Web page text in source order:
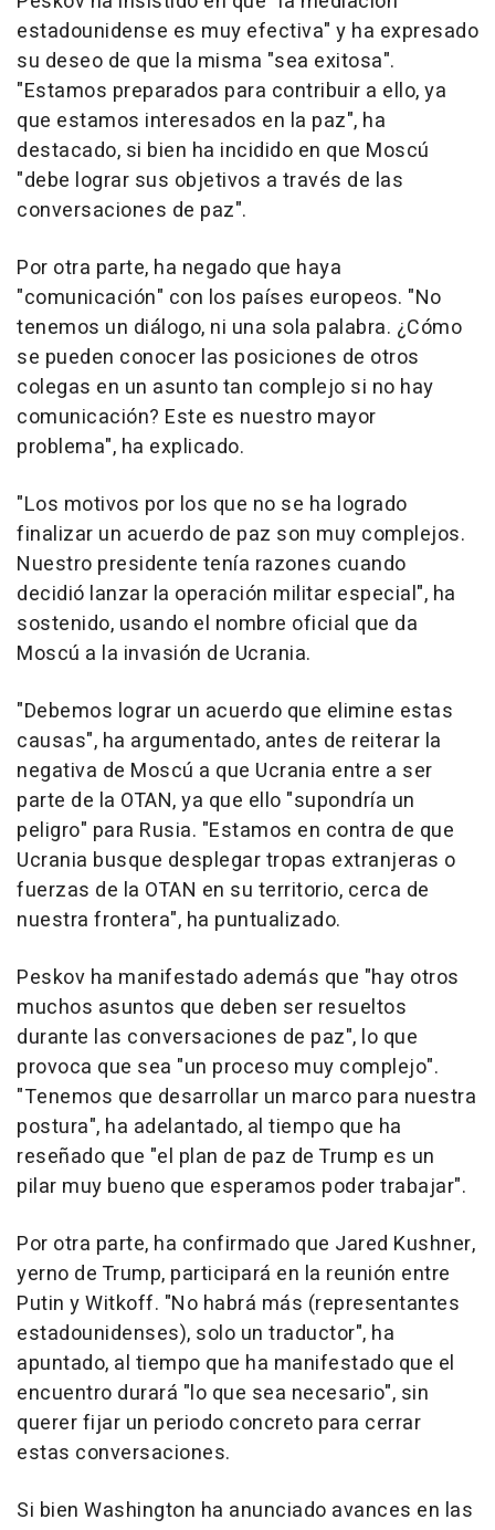
estadounidense es muy efectiva" y ha expresado
su deseo de que la misma "sea exitosa".
"Estamos preparados para contribuir a ello, ya
que estamos interesados en la paz", ha
destacado, si bien ha incidido en que Moscú
"debe lograr sus objetivos a través de las
conversaciones de paz".
Por otra parte, ha negado que haya
"comunicación" con los países europeos. "No
tenemos un diálogo, ni una sola palabra. ¿Cómo
se pueden conocer las posiciones de otros
colegas en un asunto tan complejo si no hay
comunicación? Este es nuestro mayor
problema", ha explicado.
"Los motivos por los que no se ha logrado
finalizar un acuerdo de paz son muy complejos.
Nuestro presidente tenía razones cuando
decidió lanzar la operación militar especial", ha
sostenido, usando el nombre oficial que da
Moscú a la invasión de Ucrania.
"Debemos lograr un acuerdo que elimine estas
causas", ha argumentado, antes de reiterar la
negativa de Moscú a que Ucrania entre a ser
parte de la OTAN, ya que ello "supondría un
peligro" para Rusia. "Estamos en contra de que
Ucrania busque desplegar tropas extranjeras o
fuerzas de la OTAN en su territorio, cerca de
nuestra frontera", ha puntualizado.
Peskov ha manifestado además que "hay otros
muchos asuntos que deben ser resueltos
durante las conversaciones de paz", lo que
provoca que sea "un proceso muy complejo".
"Tenemos que desarrollar un marco para nuestra
postura", ha adelantado, al tiempo que ha
reseñado que "el plan de paz de Trump es un
pilar muy bueno que esperamos poder trabajar".
Por otra parte, ha confirmado que Jared Kushner,
yerno de Trump, participará en la reunión entre
Putin y Witkoff. "No habrá más (representantes
estadounidenses), solo un traductor", ha
apuntado, al tiempo que ha manifestado que el
encuentro durará "lo que sea necesario", sin
querer fijar un periodo concreto para cerrar
estas conversaciones.
Si bien Washington ha anunciado avances en las